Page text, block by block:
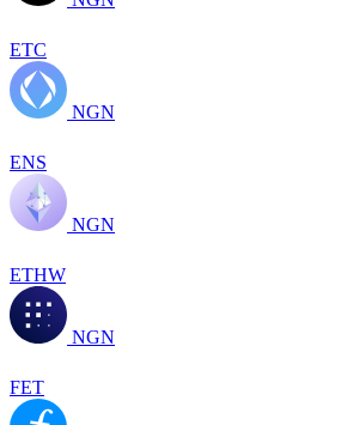
ETC
NGN
ENS
NGN
ETHW
NGN
FET